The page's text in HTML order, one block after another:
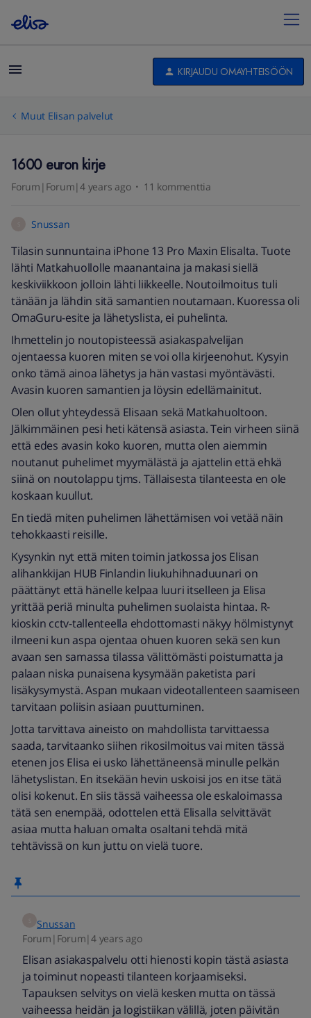
KIRJAUDU OMAYHTEISÖÖN
Muut Elisan palvelut
1600 euron kirje
Forum|Forum|4 years ago 11 kommenttia
Snussan
Tilasin sunnuntaina iPhone 13 Pro Maxin Elisalta. Tuote
lähti Matkahuollolle maanantaina ja makasi siellä
keskiviikkoon jolloin lähti liikkeelle. Noutoilmoitus tuli
tänään ja lähdin sitä samantien noutamaan. Kuoressa oli
OmaGuru-esite ja lähetyslista, ei puhelinta.
Ihmettelin jo noutopisteessä asiakaspalvelijan
ojentaessa kuoren miten se voi olla kirjeenohut. Kysyin
onko tämä ainoa lähetys ja hän vastasi myöntävästi.
Avasin kuoren samantien ja löysin edellämainitut.
Olen ollut yhteydessä Elisaan sekä Matkahuoltoon.
Jälkimmäinen pesi heti kätensä asiasta. Tein virheen siinä
että edes avasin koko kuoren, mutta olen aiemmin
noutanut puhelimet myymälästä ja ajattelin että ehkä
siinä on noutolappu tjms. Tällaisesta tilanteesta en ole
koskaan kuullut.
En tiedä miten puhelimen lähettämisen voi vetää näin
tehokkaasti reisille.
Kysynkin nyt että miten toimin jatkossa jos Elisan
alihankkijan HUB Finlandin liukuhihnaduunari on
päättänyt että hänelle kelpaa luuri itselleen ja Elisa
yrittää periä minulta puhelimen suolaista hintaa. R-
kioskin cctv-tallenteella ehdottomasti näkyy hölmistynyt
ilmeeni kun aspa ojentaa ohuen kuoren sekä sen kun
avaan sen samassa tilassa välittömästi poistumatta ja
palaan niska punaisena kysymään paketista pari
lisäkysymystä. Aspan mukaan videotallenteen saamiseen
tarvitaan poliisin asiaan puuttuminen.
Jotta tarvittava aineisto on mahdollista tarvittaessa
saada, tarvitaanko siihen rikosilmoitus vai miten tässä
etenen jos Elisa ei usko lähettäneensä minulle pelkän
lähetyslistan. En itsekään hevin uskoisi jos en itse tätä
olisi kokenut. En siis tässä vaiheessa ole eskaloimassa
tätä sen enempää, odottelen että Elisalla selvittävät
asiaa mutta haluan omalta osaltani tehdä mitä
tehtävissä on kun juttu on vielä tuore.
Snussan
Forum|Forum|4 years ago
Elisan asiakaspalvelu otti hienosti kopin tästä asiasta
ja toiminut nopeasti tilanteen korjaamiseksi.
Tapauksen selvitys on vielä kesken mutta on tässä
vaiheessa heidän ja logistiikan välillä, joten päivitän